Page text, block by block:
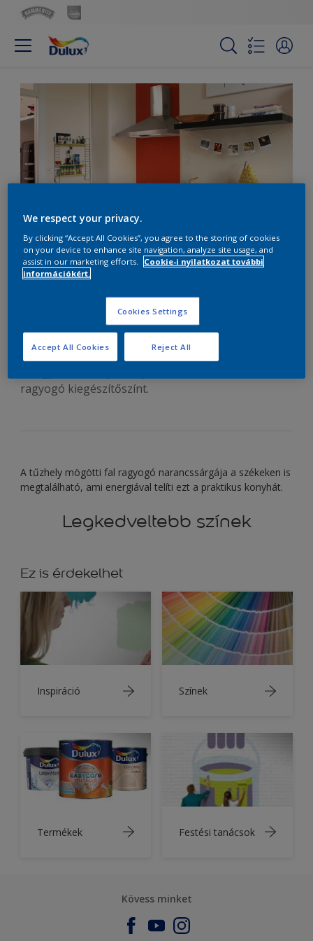
vigyel szint otthonod funkcionalis helyisegeibe
Vigyél színt otthonod
funkcionális helyiségeibe
ragyogó kiegészítőszínt.
A tűzhely mögötti fal ragyogó narancssárgája a székeken is
megtalálható, ami energiával telíti ezt a praktikus konyhát.
Legkedveltebb színek
Ez is érdekelhet
Inspiráció Színek
Termékek Festési tanácsok
Kövess minket
We respect your privacy.
By clicking “Accept All Cookies”, you agree to the storing of cookies
on your device to enhance site navigation, analyze site usage, and
assist in our marketing efforts.
Cookie-i nyilatkozat további
információkért.
Cookies Settings
Reject All
Accept All Cookies